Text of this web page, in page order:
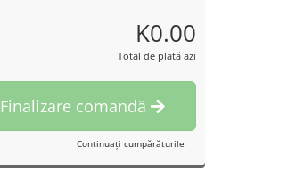
K0.00
Total de plată azi
Finalizare comandă
Continuați cumpărăturile